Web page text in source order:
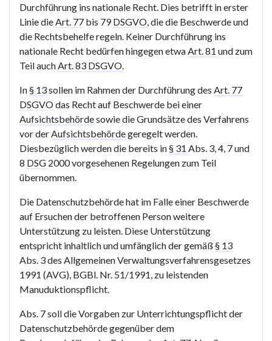
Durchführung ins nationale Recht. Dies betrifft in erster
Linie die Art. 77 bis 79DSGVO , die die Beschwerde und
die Rechtsbehelfe regeln. Keiner Durchführung ins
nationale Recht bedürfen hingegen etwa Art. 81 und zum
Teil auch Art. 83 DSGVO
In§ 13sollen im Rahmen der Durchführung des Art. 77
DSGVOdas Recht auf Beschwerde bei einer
Aufsichtsbehördesowie die Grundsätze des Verfahrens
vor der Aufsichtsbehördegeregelt werden.
Diesbezüglich werden die bereits in§ 31 Abs. 3, 4, 7 und
8 DSG 2000 vorgesehenen Regelungen zum Teil
übernommen.
Die Datenschutzbehörde hat im Falle einer Beschwerde
auf Ersuchen der betroffenen Person weitere
Unterstützung zu leisten. Diese Unterstützung
entspricht inhaltlich und umfänglich der gemäß§ 13
Abs. 3 des Allgemeinen Verwaltungsverfahrensgesetzes
1991 (AVG), BGBl. Nr. 51/1991, zu leistenden
Manuduktionspflicht.
Abs. 7 soll die Vorgaben zur Unterrichtungspflicht der
Datenschutzbehörde gegenüber dem